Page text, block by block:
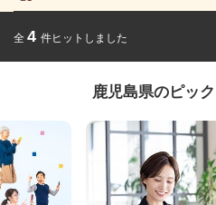
全 4 件ヒットしました
鹿児島県のピッ